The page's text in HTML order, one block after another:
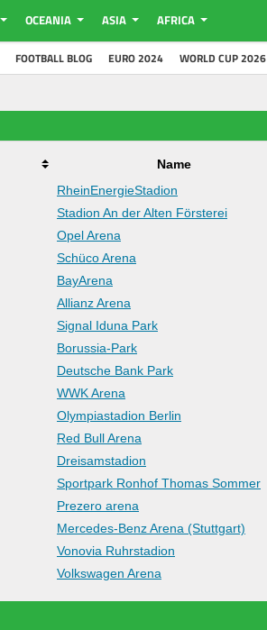
OCEANIA ASIA AFRICA
FOOTBALL BLOG EURO 2024 WORLD CUP 2026
Name
RheinEnergieStadion
Stadion An der Alten Försterei
Opel Arena
Schüco Arena
BayArena
Allianz Arena
Signal Iduna Park
Borussia-Park
Deutsche Bank Park
WWK Arena
Olympiastadion Berlin
Red Bull Arena
Dreisamstadion
Sportpark Ronhof Thomas Sommer
Prezero arena
Mercedes-Benz Arena (Stuttgart)
Vonovia Ruhrstadion
Volkswagen Arena